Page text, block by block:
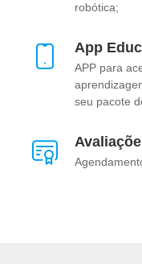
robótica;
App
APP para
seu pacote